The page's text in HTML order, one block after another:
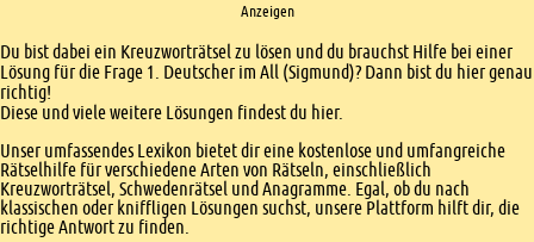
Anzeigen
Einleitung
Du bist dabei ein Kreuzworträtsel zu lösen und du brauchst Hilfe bei einer
Lösung für die Frage 1. Deutscher im All (Sigmund)? Dann bist du hier genau
richtig!
Diese und viele weitere Lösungen findest du hier.
Unser umfassendes Lexikon bietet dir eine kostenlose und umfangreiche
Rätselhilfe für verschiedene Arten von Rätseln, einschließlich
Kreuzworträtsel, Schwedenrätsel und Anagramme. Egal, ob du nach
klassischen oder kniffligen Lösungen suchst, unsere Plattform hilft dir, die
richtige Antwort zu finden.